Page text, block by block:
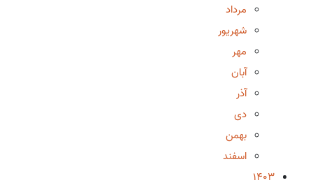
مرداد
شهریور
مهر
آبان
آذر
دی
بهمن
اسفند
1403